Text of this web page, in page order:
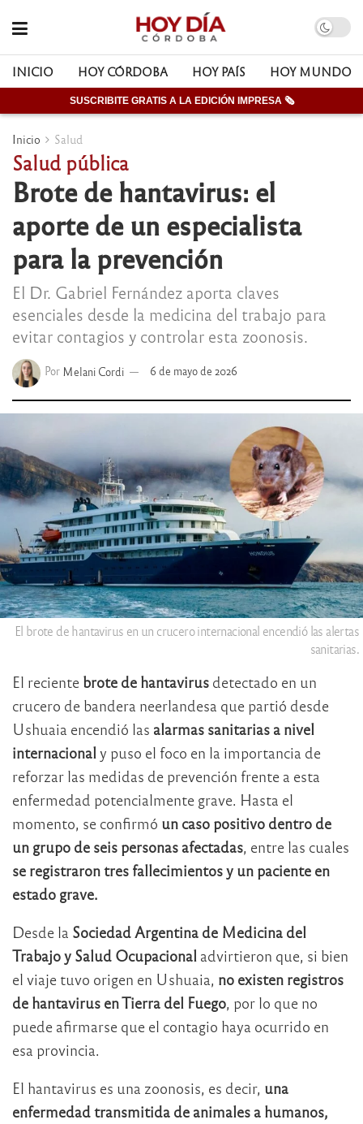
INICIO HOY CÓRDOBA HOY PAÍS HOY MUNDO
SUSCRIBITE GRATIS A LA EDICIÓN IMPRESA 🗞
Inicio Salud
Salud pública
Brote de hantavirus: el
aporte de un especialista
para la prevención
El Dr. Gabriel Fernández aporta claves
esenciales desde la medicina del trabajo para
evitar contagios y controlar esta zoonosis.
Por Melani Cordi 6 de mayo de 2026
El brote de hantavirus en un crucero internacional encendió las alertas
sanitarias.
El reciente brote de hantavirus detectado en un
crucero de bandera neerlandesa que partió desde
Ushuaia encendió las alarmas sanitarias a nivel
internacional y puso el foco en la importancia de
reforzar las medidas de prevención frente a esta
enfermedad potencialmente grave. Hasta el
momento, se confirmó un caso positivo dentro de
un grupo de seis personas afectadas, entre las cuales
se registraron tres fallecimientos y un paciente en
estado grave.
Desde la Sociedad Argentina de Medicina del
Trabajo y Salud Ocupacional advirtieron que, si bien
el viaje tuvo origen en Ushuaia, no existen registros
de hantavirus en Tierra del Fuego, por lo que no
puede afirmarse que el contagio haya ocurrido en
esa provincia.
El hantavirus es una zoonosis, es decir, una
enfermedad transmitida de animales a humanos,